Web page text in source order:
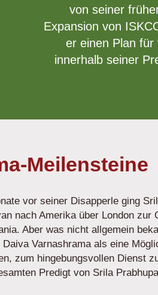
von seiner
Expansion von
er einen Plan für
innerhalb seiner
Meilensteine
vor seiner Disapperle ging
nach Amerika über London zur
Aber was nicht allgemein
Varnashrama als eine
zum hingebungsvollen Dienst
Predigt von Srila